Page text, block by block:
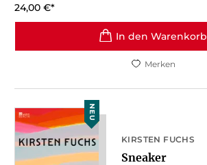
24,00 €*
In den Warenkorb
Merken
NEU
KIRSTEN FUCHS
Sneaker